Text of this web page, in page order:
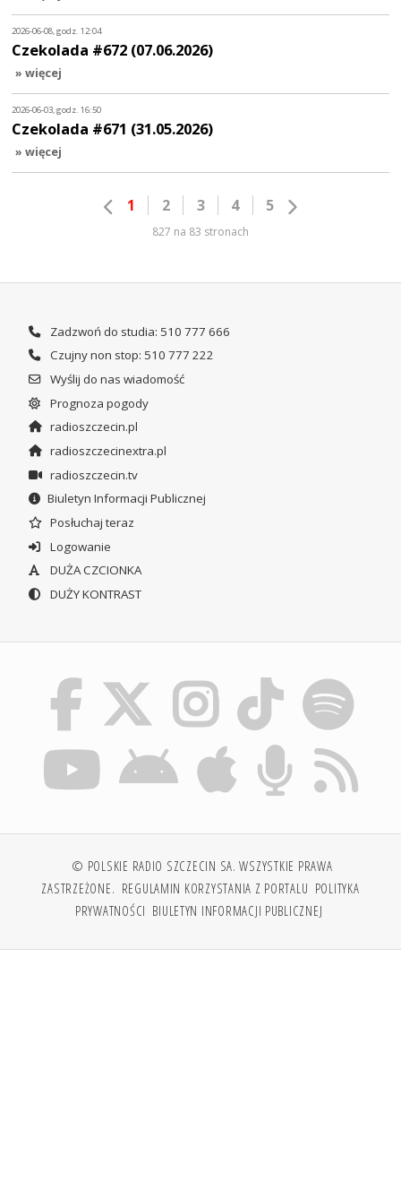
2026-06-08, godz. 12:04
Czekolada #672 (07.06.2026)
» więcej
2026-06-03, godz. 16:50
Czekolada #671 (31.05.2026)
» więcej
1 2 3 4 5
827 na 83 stronach
Zadzwoń do studia: 510 777 666
Czujny non stop: 510 777 222
Wyślij do nas wiadomość
Prognoza pogody
radioszczecin.pl
radioszczecinextra.pl
radioszczecin.tv
Biuletyn Informacji Publicznej
Posłuchaj teraz
Logowanie
DUŻA CZCIONKA
DUŻY KONTRAST
© POLSKIE RADIO SZCZECIN SA. WSZYSTKIE PRAWA
ZASTRZEŻONE. REGULAMIN KORZYSTANIA Z PORTALU POLITYKA
PRYWATNOŚCI BIULETYN INFORMACJI PUBLICZNEJ